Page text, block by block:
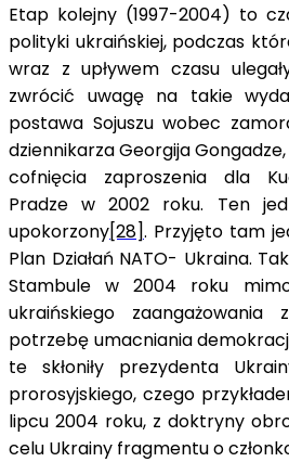
Etap kolejny (1997-2004) to
polityki ukraińskiej, podczas
wraz z upływem czasu
zwrócić uwagę na takie
postawa Sojuszu wobec
dziennikarza Georgija
cofnięcia zaproszenia dla
Pradze w 2002 roku. Ten
upokorzony[28]. Przyjęto tam
Plan Działań NATO- Ukraina.
Stambule w 2004 roku
ukraińskiego
potrzebę umacniania
te skłoniły prezydenta
prorosyjskiego, czego
lipcu 2004 roku, z doktryny
celu Ukrainy fragmentu o